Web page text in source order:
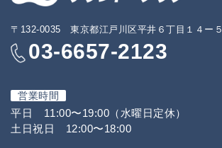
〒132-0035 東京都江戸川区平井６丁目１４ー５
03-6657-2123
営業時間
平日 11:00〜19:00（水曜日定休）
土日祝日 12:00〜18:00